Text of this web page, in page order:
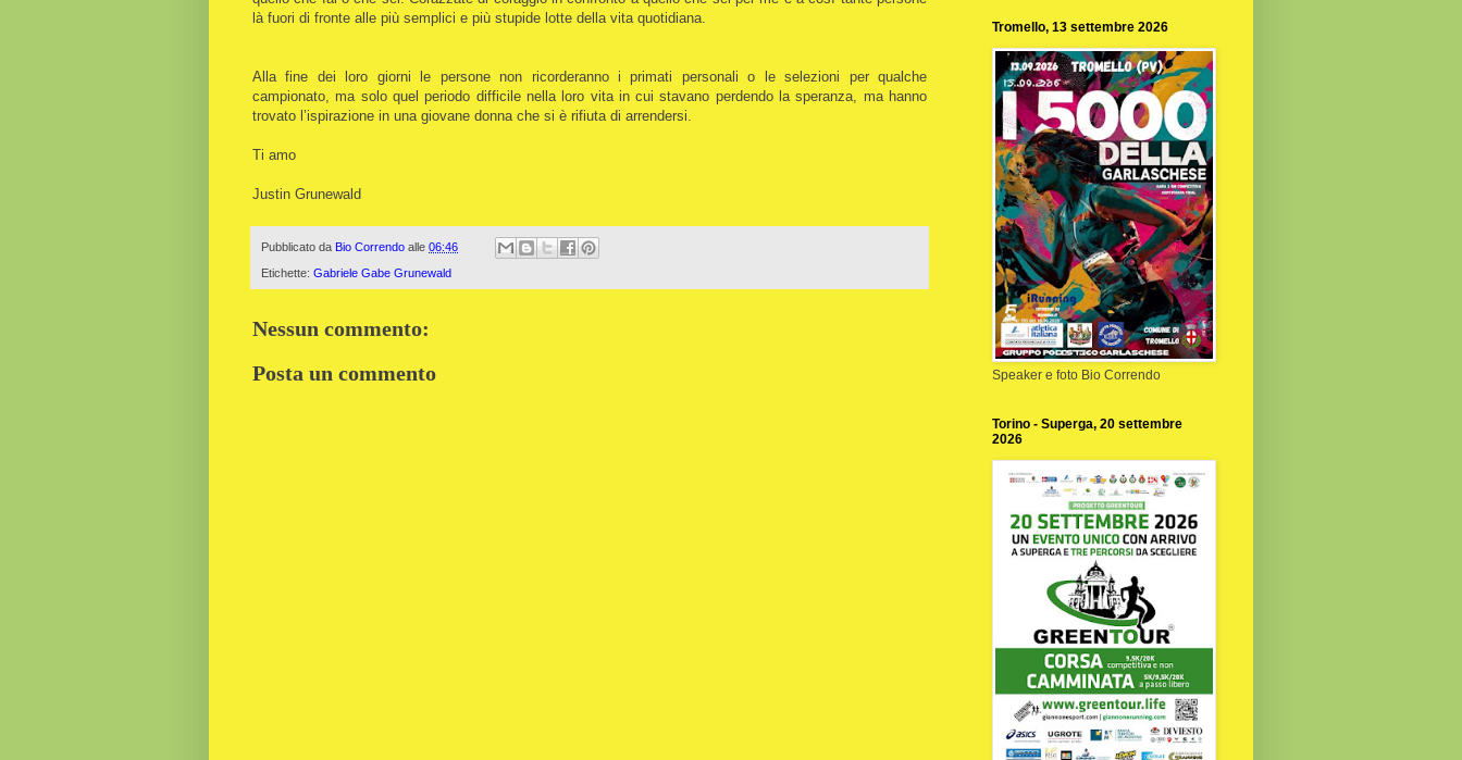
là fuori di fronte alle più semplici e più stupide lotte della vita quotidiana.
Alla fine dei loro giorni le persone non ricorderanno i primati personali o le selezioni per qualche
campionato, ma solo quel periodo difficile nella loro vita in cui stavano perdendo la speranza, ma hanno
trovato l’ispirazione in una giovane donna che si è rifiuta di arrendersi.
Ti amo
Justin Grunewald
Pubblicato da Bio Correndo alle 06:46
Etichette: Gabriele Gabe Grunewald
Nessun commento:
Posta un commento
Tromello, 13 settembre 2026
Speaker e foto Bio Correndo
Torino - Superga, 20 settembre
2026